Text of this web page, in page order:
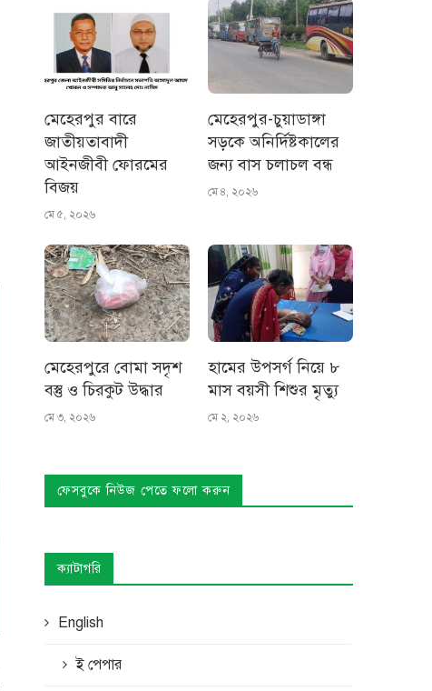
মেহেরপুর বারে
জাতীয়তাবাদী
আইনজীবী ফোরমের
বিজয়
মে ৫, ২০২৬
মেহেরপুর-চুয়াডাঙ্গা
সড়কে অনির্দিষ্টকালের
জন্য বাস চলাচল বন্ধ
মে ৪, ২০২৬
মেহেরপুরে বোমা সদৃশ
বস্তু ও চিরকুট উদ্ধার
মে ৩, ২০২৬
হামের উপসর্গ নিয়ে ৮
মাস বয়সী শিশুর মৃত্যু
মে ২, ২০২৬
ফেসবুকে নিউজ পেতে ফলো করুন
ক্যাটাগরি
English
ই পেপার